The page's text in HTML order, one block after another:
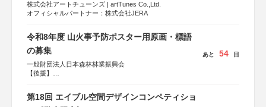
株式会社アートチューンズ | artTunes Co.,Ltd.
オフィシャルパートナー：株式会社JERA
令和8年度 山火事予防ポスター用原画・標語
の募集
一般財団法人日本森林林業振興会
【後援】
会、森林火災対策協会
あと 54 日
第18回 エイブル空間デザインコンペティショ